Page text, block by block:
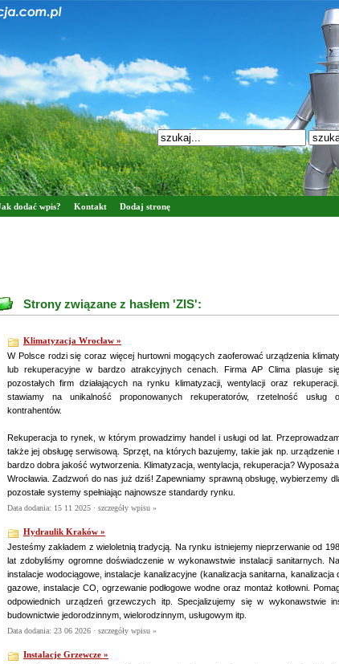
dodać wpis? Kontakt Dodaj stronę
Strony związane z hasłem 'ZIS':
Klimatyzacja Wrocław »
W Polsce rodzi się coraz więcej hurtowni mogących zaoferować urządzenia
lub rekuperacyjne w bardzo atrakcyjnych cenach. Firma AP Clima plasuje
pozostałych firm działających na rynku klimatyzacji, wentylacji oraz
stawiamy na unikalność proponowanych rekuperatorów, rzetelność usług
kontrahentów.
Rekuperacja to rynek, w którym prowadzimy handel i usługi od lat.
także jej obsługę serwisową. Sprzęt, na których bazujemy, takie jak np. urządzenie
bardzo dobra jakość wytworzenia. Klimatyzacja, wentylacja, rekuperacja?
Wrocławia. Zadzwoń do nas już dziś! Zapewniamy sprawną obsługę, wybierzemy
pozostałe systemy spełniając najnowsze standardy rynku.
Data dodania: 15 11 2025 · szczegóły wpisu »
Hydraulik Kraków »
Jesteśmy zakładem z wieloletnią tradycją. Na rynku istniejemy nieprzerwanie od
lat zdobyliśmy ogromne doświadczenie w wykonawstwie instalacji sanitarnych.
instalacje wodociągowe, instalacje kanalizacyjne (kanalizacja sanitarna, kanalizacja
gazowe, instalacje CO, ogrzewanie podłogowe wodne oraz montaż kotłowni.
odpowiednich urządzeń grzewczych itp. Specjalizujemy się w wykonawstwie
budownictwie jedorodzinnym, wielorodzinnym, usługowym itp.
Data dodania: 23 06 2026 · szczegóły wpisu »
Instalacje Grzewcze »